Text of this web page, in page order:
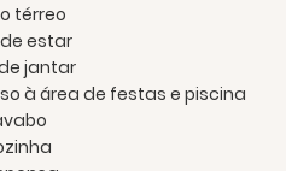
térreo
estar
jantar
à área de festas e piscina